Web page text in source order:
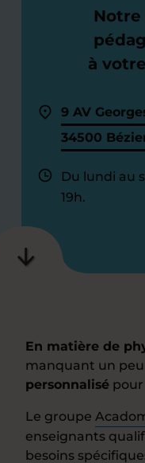
à
9 AV
34500
Du lundi au
19h.
En matière de
manquant un
personnalisé pour
Le groupe
enseignants
besoins